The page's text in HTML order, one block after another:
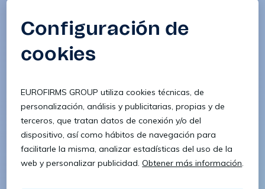
Contraseña
Confirmar contraseña
8 caracteres 1 letra minúscula
1 letra mayúscula 1 número